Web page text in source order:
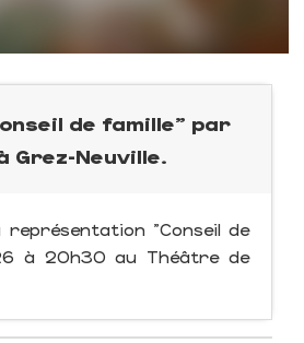
de famille" par
Grez-Neuville.
"Conseil de
à 20h30 au Théâtre de